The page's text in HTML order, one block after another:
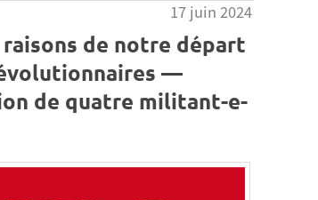
17 juin 2024
de notre départ
—
de quatre militant-e-